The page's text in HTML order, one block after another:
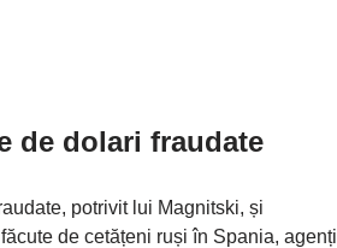
de dolari fraudate
potrivit lui Magnitski, și
de cetățeni ruși în Spania, agenți